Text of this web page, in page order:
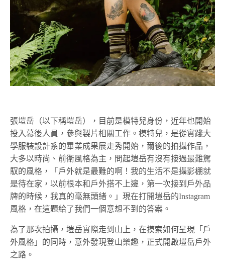
張塏岳（以下稱塏岳），目前是模特兒身份，近年也開始
投入幕後人員，參與製片相關工作。模特兒，是從實踐大
學服裝設計系的畢業成果展走秀開始，爾後的拍攝作品，
大多以時尚、前衛風格為主，問起塏岳有沒有接過最難駕
馭的風格，「戶外就是最難的啊！我的生活不是攝影棚就
是待在家，以前根本和戶外搭不上邊，第一次接到戶外品
牌的時候，我真的毫無頭緒。」現在打開塏岳的Instagram
風格，在這題給了我們一個意想不到的答案。
為了那次拍攝，塏岳實際走到山上，在摸索如何呈現「戶
外風格」的同時，意外發現登山樂趣，正式開啟塏岳戶外
之路。